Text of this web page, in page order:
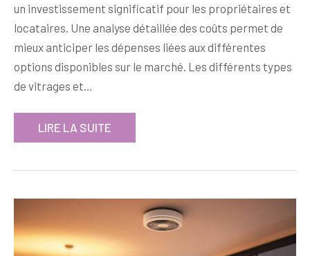
un investissement significatif pour les propriétaires et
locataires. Une analyse détaillée des coûts permet de
mieux anticiper les dépenses liées aux différentes
options disponibles sur le marché. Les différents types
de vitrages et…
LIRE LA SUITE